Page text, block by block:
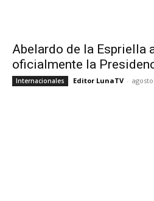
Abelardo de la Espriella
oficialmente la
Internacionales Editor LunaTV -